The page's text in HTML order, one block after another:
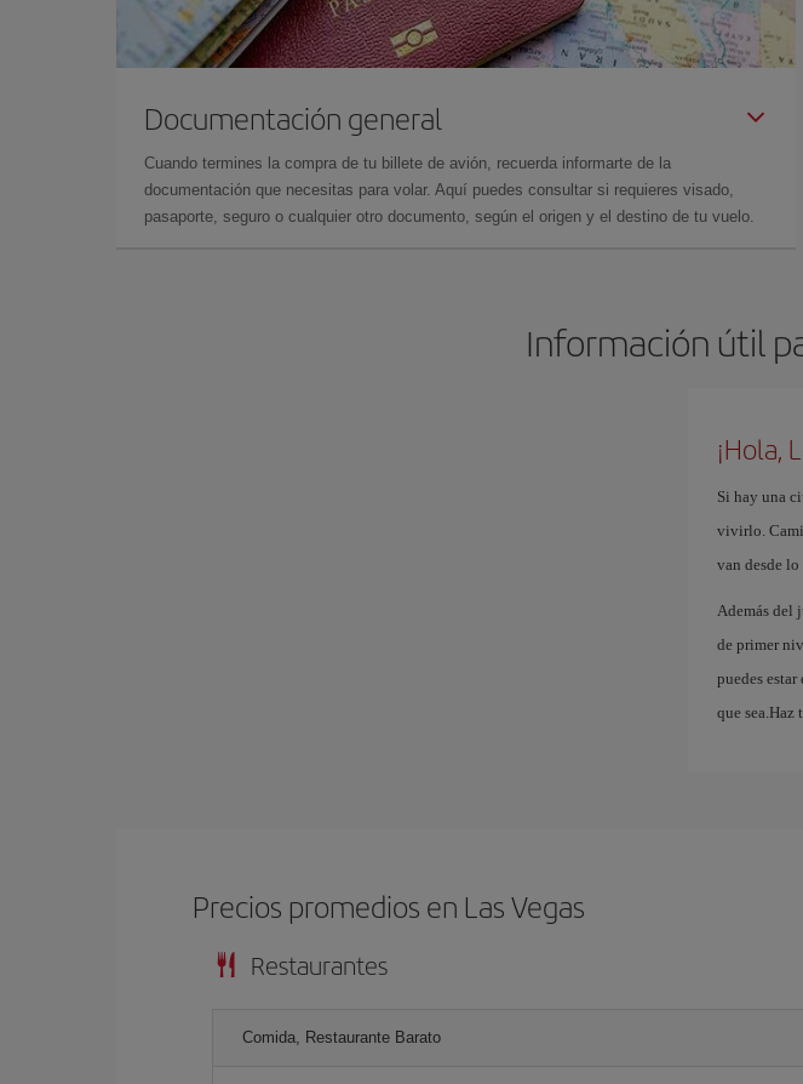
Documentación general
Cuando termines la compra de tu billete de avión, recuerda informarte de la
documentación que necesitas para volar. Aquí puedes consultar si requieres visado,
pasaporte, seguro o cualquier otro documento, según el origen y el destino de tu vuelo.
Información útil
¡Hola,
Si hay una
vivirlo.
van desde
Además del
de primer
puedes
que sea.Haz
Precios promedios en Las Vegas
Restaurantes
Comida, Restaurante Barato